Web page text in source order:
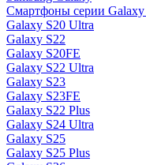
Смартфоны серии Galaxy
Galaxy S20 Ultra
Galaxy S22
Galaxy S20FE
Galaxy S22 Ultra
Galaxy S23
Galaxy S23FE
Galaxy S22 Plus
Galaxy S24 Ultra
Galaxy S25
Galaxy S25 Plus